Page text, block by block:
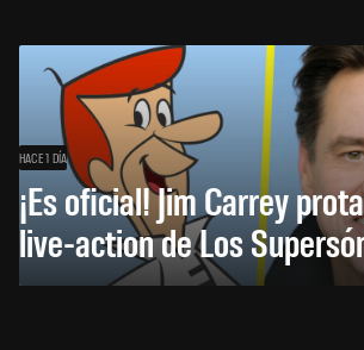
HACE 1 DÍA
¡Es oficial! Jim Carrey
live-action de Los